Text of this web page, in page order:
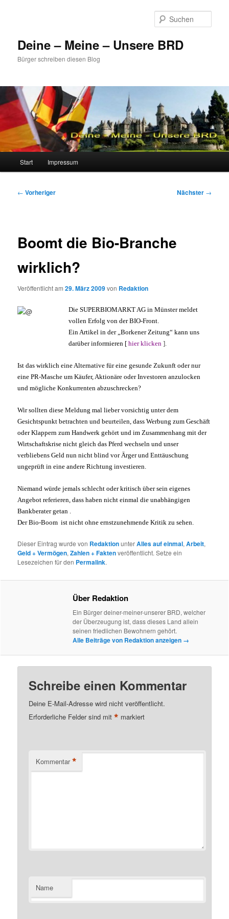
Deine – Meine – Unsere BRD
Bürger schreiben diesen Blog
Start Impressum
Beitragsnavigation
← Vorheriger Nächster →
Boomt die Bio-Branche
wirklich?
Veröffentlicht am29. März 2009von Redaktion
Die SUPERBIOMARKT AG in Münster meldet
vollen Erfolg von der BIO-Front.
Ein Artikel in der „Borkener Zeitung“ kann uns
darüber informieren [hier klicken ].
Ist das wirklich eine Alternative für eine gesunde Zukunft oder nur
eine PR-Masche um Käufer, Aktionäre oder Investoren anzulocken
und mögliche Konkurrenten abzuschrecken?
Wir sollten diese Meldung mal lieber vorsichtig unter dem
Gesichtspunkt betrachten und beurteilen, dass Werbung zum Geschäft
oder Klappern zum Handwerk gehört und im Zusammenhang mit der
Wirtschaftskrise nicht gleich das Pferd wechseln und unser
verbliebens Geld nun nicht blind vor Ärger und Enttäuschung
ungeprüft in eine andere Richtung investieren.
Niemand würde jemals schlecht oder kritisch über sein eigenes
Angebot referieren, dass haben nicht einmal die unabhängigen
Bankberater getan .
Der Bio-Boom ist nicht ohne ernstzunehmende Kritik zu sehen.
Dieser Eintrag wurde von RedaktionunterAlles auf einmal,Arbeit,
Geld + Vermögen,Zahlen + Faktenveröffentlicht. Setze ein
Lesezeichen für den Permalink.
Über Redaktion
Ein Bürger deiner-meiner-unserer BRD, welcher
der Überzeugung ist, dass dieses Land allein
seinen friedlichen Bewohnern gehört.
Alle Beiträge von Redaktion anzeigen →
Schreibe einen Kommentar
Deine E-Mail-Adresse wird nicht veröffentlicht.
Erforderliche Felder sind mit* markiert
Kommentar *
Name